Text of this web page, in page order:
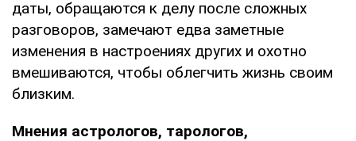
даты, обращаются к делу после сложных
разговоров, замечают едва заметные
изменения в настроениях других и охотно
вмешиваются, чтобы облегчить жизнь своим
близким.
Мнения астрологов, тарологов,